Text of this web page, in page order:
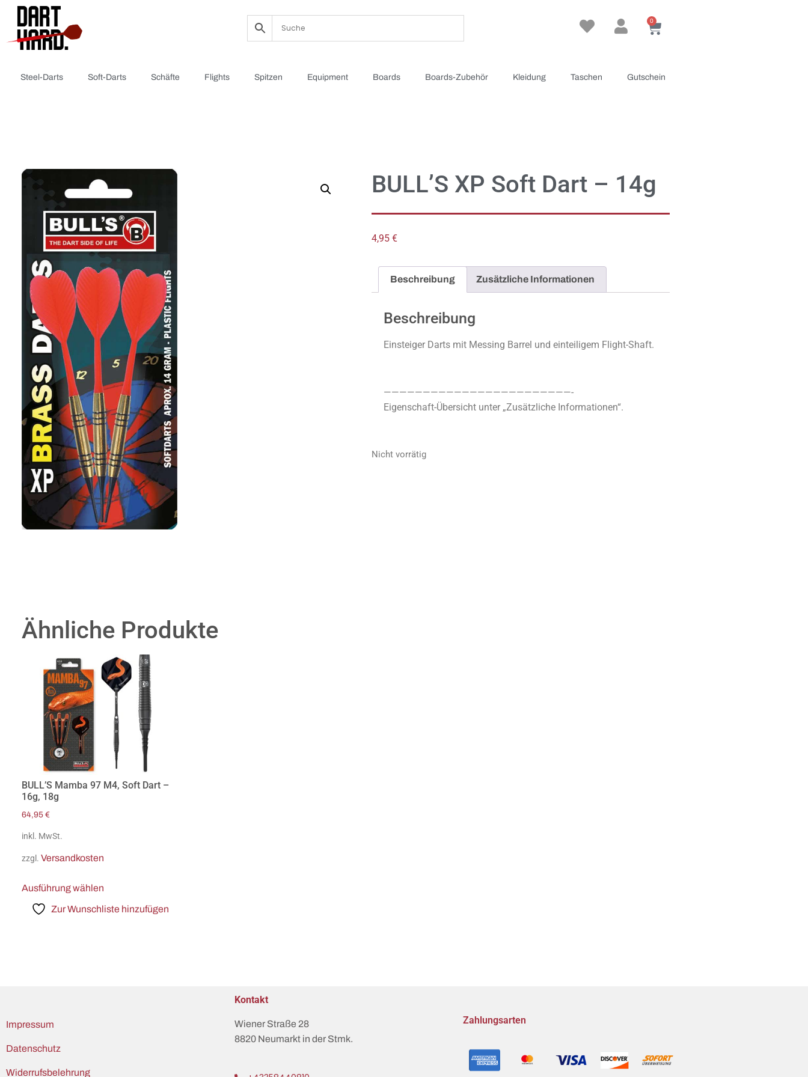
0
Steel-Darts Soft-Darts Schäfte Flights Spitzen Equipment Boards Boards-Zubehör Kleidung Taschen Gutschein
BULL’S XP Soft Dart – 14g
4,95 €
Beschreibung Zusätzliche Informationen
Beschreibung
Einsteiger Darts mit Messing Barrel und einteiligem Flight-Shaft.
————————————————————————-
Eigenschaft-Übersicht unter „Zusätzliche Informationen“.
Nicht vorrätig
Ähnliche Produkte
BULL’S Mamba 97 M4, Soft Dart –
16g, 18g
64,95 €
inkl. MwSt.
zzgl. Versandkosten
Ausführung wählen
Zur Wunschliste hinzufügen
Impressum
Datenschutz
Widerrufsbelehrung
Kontakt
Wiener Straße 28
8820 Neumarkt in der Stmk.
Zahlungsarten